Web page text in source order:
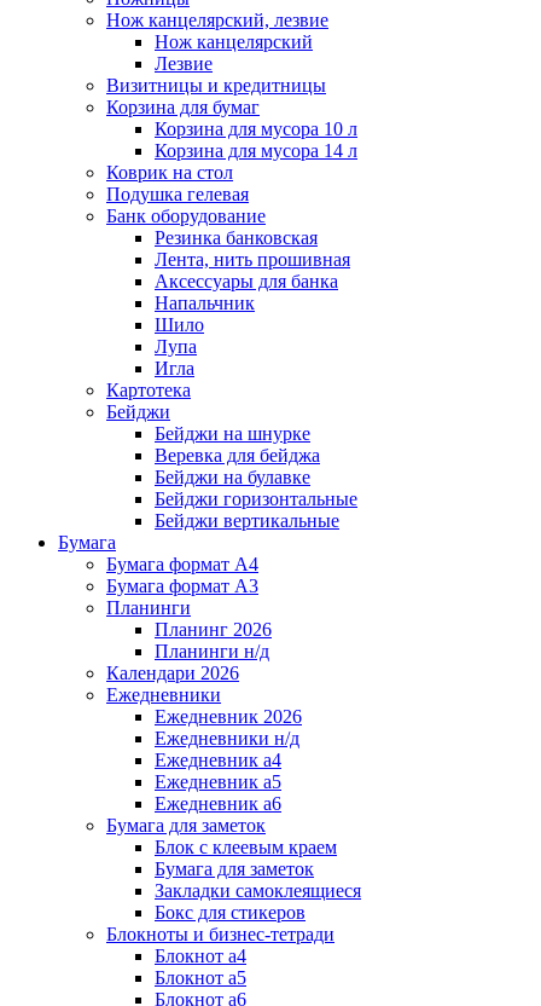
Нож канцелярский, лезвие
Нож канцелярский
Лезвие
Визитницы и кредитницы
Корзина для бумаг
Корзина для мусора 10 л
Корзина для мусора 14 л
Коврик на стол
Подушка гелевая
Банк оборудование
Резинка банковская
Лента, нить прошивная
Аксессуары для банка
Напальчник
Шило
Лупа
Игла
Картотека
Бейджи
Бейджи на шнурке
Веревка для бейджа
Бейджи на булавке
Бейджи горизонтальные
Бейджи вертикальные
Бумага
Бумага формат А4
Бумага формат А3
Планинги
Планинг 2026
Планинги н/д
Календари 2026
Ежедневники
Ежедневник 2026
Ежедневники н/д
Ежедневник а4
Ежедневник а5
Ежедневник а6
Бумага для заметок
Блок с клеевым краем
Бумага для заметок
Закладки самоклеящиеся
Бокс для стикеров
Блокноты и бизнес-тетради
Блокнот а4
Блокнот а5
Блокнот а6